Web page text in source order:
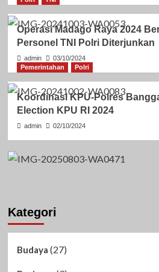
Operasi Madago Raya 2024
Personel TNI Polri Diterjunkan
admin
03/10/2024
Pemerintahan
Polri
Koordinasi KPU-Polres
Election KPU RI 2024
admin 02/10/2024
Kategori
Budaya (27)